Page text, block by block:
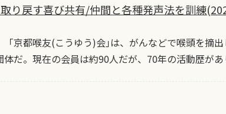
り戻す喜び共有/仲間と各種発声法を訓練
京都喉友(こうゆう)会｣は、がんなどで喉頭を摘
体だ。現在の会員は約90人だが、70年の活動歴が